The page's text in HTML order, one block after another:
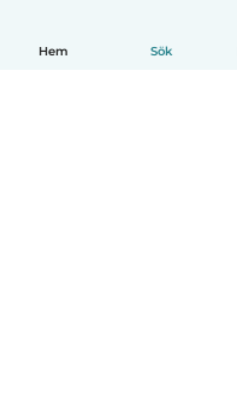
Hem Sök